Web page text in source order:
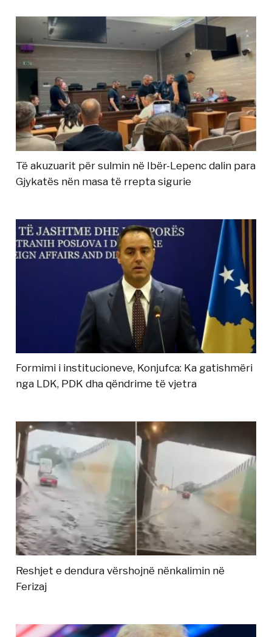
Të akuzuarit për sulmin në Ibër-Lepenc dalin para
Gjykatës nën masa të rrepta sigurie
Formimi i institucioneve, Konjufca: Ka gatishmëri
nga LDK, PDK dha qëndrime të vjetra
Reshjet e dendura vërshojnë nënkalimin në
Ferizaj